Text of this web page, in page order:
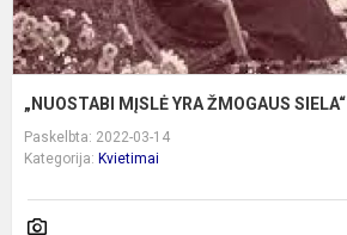
„NUOSTABI MĮSLĖ YRA ŽMOGAUS SIELA“
Paskelbta: 2022-03-14
Kategorija: Kvietimai